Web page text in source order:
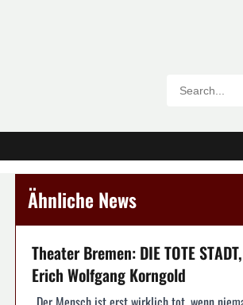
Ähnliche News
Theater Bremen: DIE TOTE
Erich Wolfgang Korngold